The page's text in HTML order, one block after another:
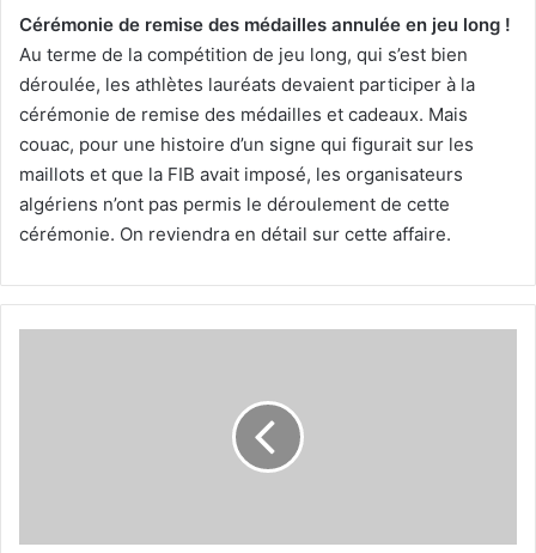
Cérémonie de remise des médailles annulée en jeu long !
Au terme de la compétition de jeu long, qui s’est bien
déroulée, les athlètes lauréats devaient participer à la
cérémonie de remise des médailles et cadeaux. Mais
couac, pour une histoire d’un signe qui figurait sur les
maillots et que la FIB avait imposé, les organisateurs
algériens n’ont pas permis le déroulement de cette
cérémonie. On reviendra en détail sur cette affaire.